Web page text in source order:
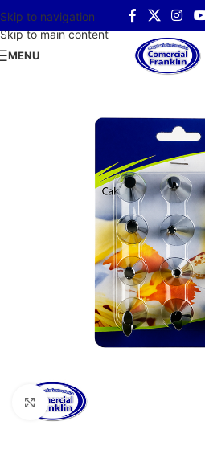
Skip to navigation
Skip to main content
MENU
Haga clic para ampliar